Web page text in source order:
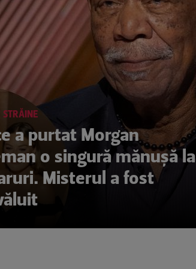
a purtat Morgan
o singură mănușă la
Misterul a fost